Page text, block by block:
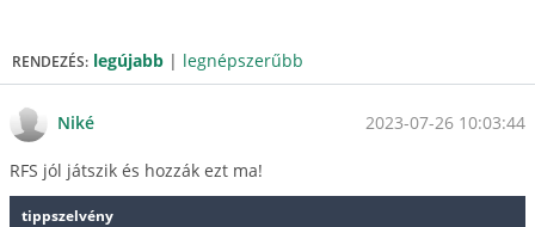
RENDEZÉS: legújabb | legnépszerűbb
Niké 2023-07-26 10:03:44
RFS jól játszik és hozzák ezt ma!
tippszelvény